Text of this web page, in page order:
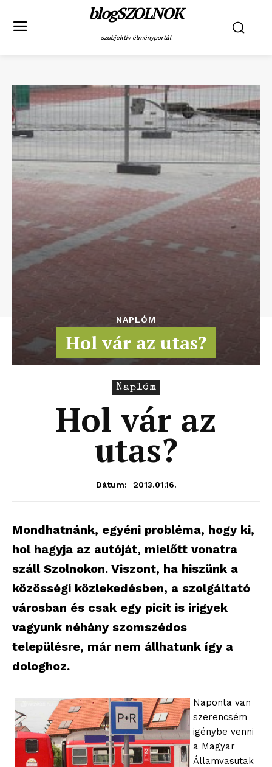
blogSZOLNOK
szubjektív élményportál
NAPLÓM
Hol vár az utas?
Naplóm
Hol vár az
utas?
Dátum: 2013.01.16.
Mondhatnánk, egyéni probléma, hogy ki,
hol hagyja az autóját, mielőtt vonatra
száll Szolnokon. Viszont, ha hiszünk a
közösségi közlekedésben, a szolgáltató
városban és csak egy picit is irigyek
vagyunk néhány szomszédos
településre, már nem állhatunk így a
dologhoz.
Naponta van
szerencsém
igénybe venni
a Magyar
Államvasutak